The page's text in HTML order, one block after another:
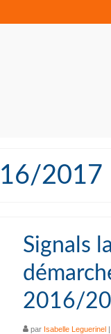
2017
Signals
2016/
par Isabelle Leguerinel|